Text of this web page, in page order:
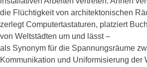
die Flüchtigkeit von architektonischen
zerlegt Computertastaturen, platziert
von Weltstädten um und lässt –
als Synonym für die Spannungsräume
Kommunikation und Uniformisierung der